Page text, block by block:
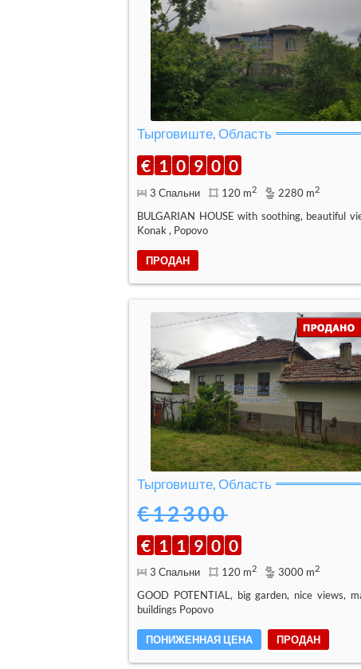
Тырговиште, Область
€ 1 0 9 0 0
3 Спальни 120 m2 2280 m2
BULGARIAN HOUSE with soothing, beautiful
Konak , Popovo
ПРОДАН
Тырговиште, Область
€12300
€ 1 1 9 0 0
3 Спальни 120 m2 3000 m2
GOOD POTENTIAL, big garden, nice views,
buildings Popovo
ПОНИЖЕННАЯ ЦЕНА ПРОДАН